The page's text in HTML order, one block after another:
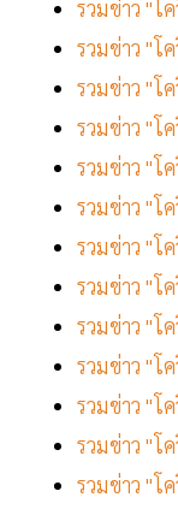
รวมข่าว "โ
รวมข่าว "โ
รวมข่าว "โ
รวมข่าว "โ
รวมข่าว "โ
รวมข่าว "โ
รวมข่าว "โ
รวมข่าว "โ
รวมข่าว "โ
รวมข่าว "โ
รวมข่าว "โ
รวมข่าว "โ
รวมข่าว "โ